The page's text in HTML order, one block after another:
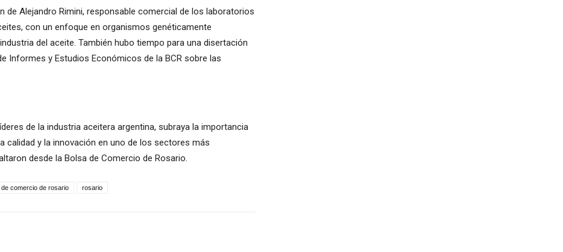
de Alejandro Rimini, responsable comercial de los laboratorios
con un enfoque en organismos genéticamente
del aceite. También hubo tiempo para una disertación
Informes y Estudios Económicos de la BCR sobre las
de la industria aceitera argentina, subraya la importancia
calidad y la innovación en uno de los sectores más
desde la Bolsa de Comercio de Rosario.
de comercio de rosario rosario